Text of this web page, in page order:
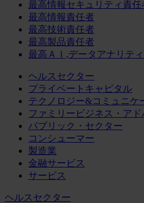
最高情報セキュリティ責任
最高情報責任者
最高技術責任者
最高製品責任者
最高ＡＩ,データアナリテ
ヘルスセクター
プライベートキャピタル
テクノロジー&コミュニケ
ファミリービジネス・ア
パブリック・セクター
コンシューマー
製造業
金融サービス
サービス
ヘルスセクター